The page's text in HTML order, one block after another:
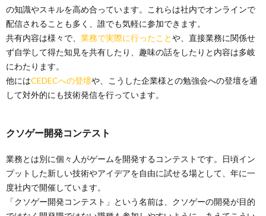
の知識やスキルを高め合っています。これらは社内でオンラインで
配信されることも多く、誰でも気軽に参加できます。
共有内容は様々で、 業務で実際に行ったことや、直接業務に関係せ
ず自学して得た知見を共有したり、趣味の話をしたりと内容は多岐
にわたります。
他にはCEDECへの登壇や、こうした企業様との勉強会への登壇を通
して対外的にも技術発信を行っています。
クソゲー開発コンテスト
業務とは別に個々人がゲームを開発するコンテストです。日頃イン
プットした新しい技術やアイデアを自由に試せる場として、年に一
度社内で開催しています。
「クソゲー開発コンテスト」という名前は、クソゲーの開発が目的